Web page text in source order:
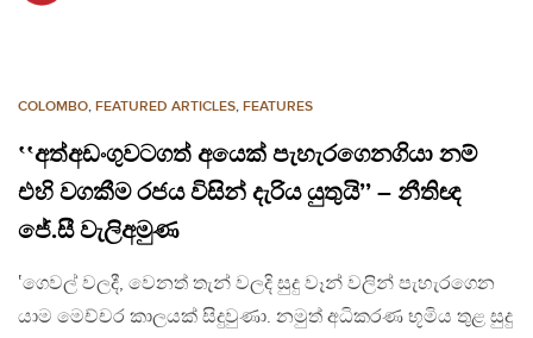
COLOMBO, FEATURED ARTICLES, FEATURES
‛‛අත්අඩංගුවටගත් අයෙක් පැහැරගෙනගියා නම්
එහි වගකීම රජය විසින් දැරිය යුතුයි’’ – නීතිඥ
ජේ.සී වැලිඅමුණ
‛ගෙවල් වලදී, වෙනත් තැන් වලදි සුදු වෑන් වලින් පැහැරගෙන
යාම මෙච්චර කාලයක් සිදුවුණා. නමුත් අධිකරණ භූමිය තුළ සුදු